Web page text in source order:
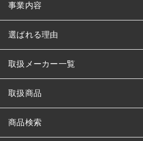
事業内容
選ばれる理由
取扱メーカー一覧
取扱商品
商品検索